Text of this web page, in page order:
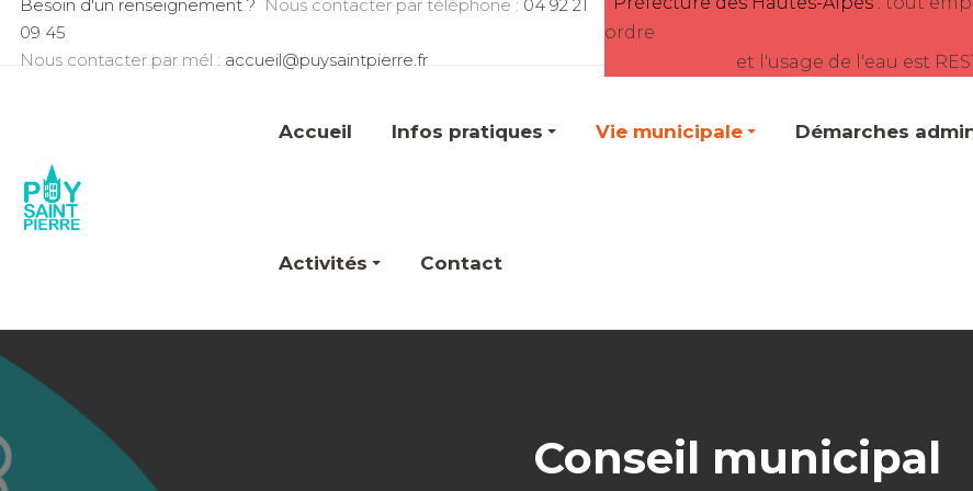
Besoin d'un renseignement ? Nous contacter par téléphone : 04 92 21
09 45
Nous contacter par mél : accueil@puysaintpierre.fr
ordre
et l'usage de l'eau est
Accueil Infos pratiques Vie municipale Démarches
Activités Contact
Conseil municipal